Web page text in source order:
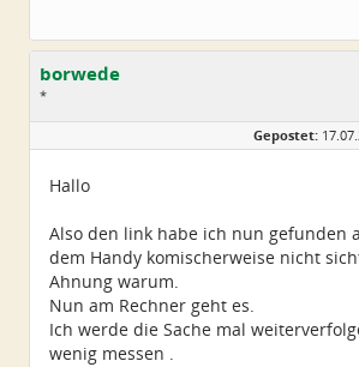
borwede
*
Geschlecht:
Beiträge:
5
Gepostet:
Hallo
Also den link habe ich nun gefunden
dem Handy komischerweise nicht
Ahnung warum.
Nun am Rechner geht es.
Ich werde die Sache mal
wenig messen .